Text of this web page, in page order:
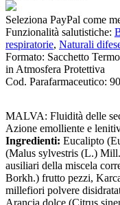
Seleziona PayPal come
Funzionalità salutistiche:
respiratorie, Naturali
Formato: Sacchetto
in Atmosfera Protettiva
Cod. Parafarmaceutico:
MALVA: Fluidità delle
Azione emolliente e
Ingredienti: Eucalipto
(Malus sylvestris (L.)
ausiliari della miscela
Borkh.) frutto pezzi,
millefiori polvere
Arancia dolce (Citrus